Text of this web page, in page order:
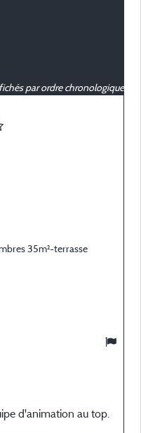
par ordre chronologique
35m²-terrasse
d'animation au top.